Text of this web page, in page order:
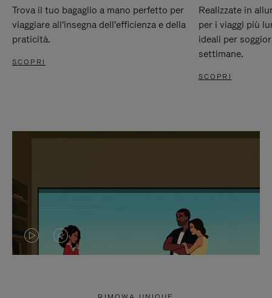
Trova il tuo bagaglio a mano perfetto per
viaggiare all'insegna dell'efficienza e della
praticità.
SCOPRI
Realizzate in
per i viaggi più
ideali per
settimane.
SCOPRI
IL
IL